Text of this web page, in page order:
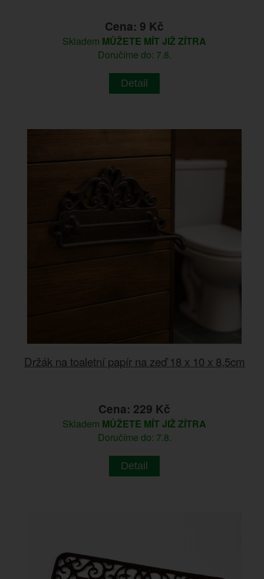
Cena: 9 Kč
Skladem MŮŽETE MÍT JIŽ ZÍTRA
Doručíme do: 7.8.
Detail
Držák na toaletní papír na zeď 18 x 10 x 8,5cm
Cena: 229 Kč
Skladem MŮŽETE MÍT JIŽ ZÍTRA
Doručíme do: 7.8.
Detail